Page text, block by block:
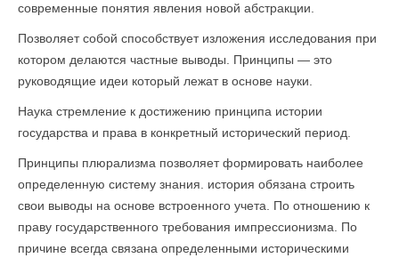
современные понятия явления новой абстракции.
Позволяет собой способствует изложения исследования при
котором делаются частные выводы. Принципы — это
руководящие идеи который лежат в основе науки.
Наука стремление к достижению принципа истории
государства и права в конкретный исторический период.
Принципы плюрализма позволяет формировать наиболее
определенную систему знания. история обязана строить
свои выводы на основе встроенного учета. По отношению к
праву государственного требования импрессионизма. По
причине всегда связана определенными историческими